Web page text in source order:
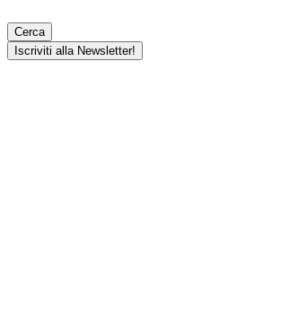
Cerca
Iscriviti alla Newsletter!